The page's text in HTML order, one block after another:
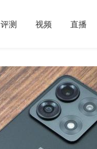
评测 视频 直播